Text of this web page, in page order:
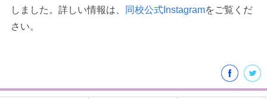
学校閲覧履歴はありません
しました。詳しい情報は、
同校公式Instagramをご覧くだ
さい。